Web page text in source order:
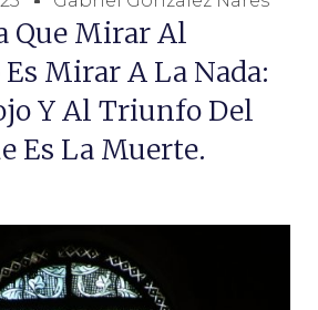
Que Mirar Al
Mirar A La Nada:
Y Al Triunfo Del
Es La Muerte.